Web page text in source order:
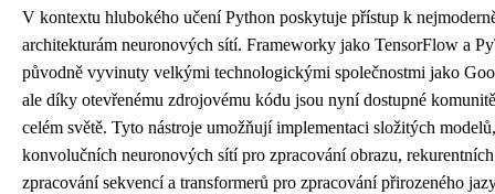
V kontextu hlubokého učení Python poskytuje přístup k
architekturám neuronových sítí. Frameworky jako TensorFlow a
původně vyvinuty velkými technologickými společnostmi jako
ale díky otevřenému zdrojovému kódu jsou nyní dostupné
celém světě. Tyto nástroje umožňují implementaci složitých
konvolučních neuronových sítí pro zpracování obrazu,
zpracování sekvencí a transformerů pro zpracování přirozeného